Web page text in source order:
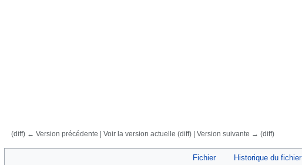
(diff) ← Version précédente | Voir la version actuelle (diff) | Version suivante → (diff)
Fichier Historique du fichier